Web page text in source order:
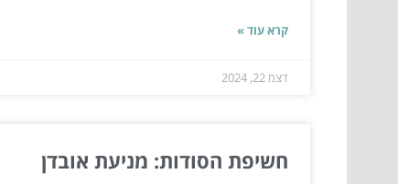
קרא עוד »
דצמ 22, 2024
חשיפת הסודות: מניעת אובדן